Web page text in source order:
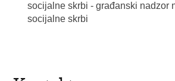
socijalne skrbi - građanski nadzor
socijalne skrbi